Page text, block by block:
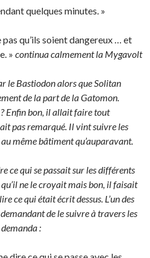
quelques minutes. »
pas qu’ils soient dangereux … et
» continua calmement la Mygavolt
le Bastiodon alors que Solitan
de la part de la Gatomon.
Enfin bon, il allait faire tout
pas remarqué. Il vint suivre les
même bâtiment qu’auparavant.
ce qui se passait sur les différents
ne le croyait mais bon, il faisait
ce qui était écrit dessus. L’un des
de le suivre à travers les
: